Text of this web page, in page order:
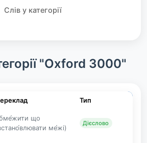
Слів у категорії
"Oxford 3000"
Тип
що
ме́жі)
Дієслово